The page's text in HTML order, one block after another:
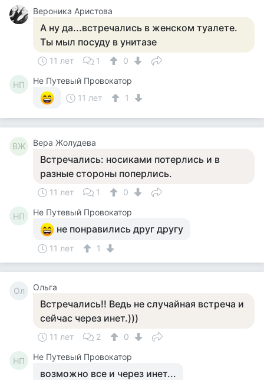
Вероника Аристова
А ну да...встречались в женском туалете.
Ты мыл посуду в унитазе
11 лет 1 0
НП
Не Путевый Провокатор
11 лет
1
ВЖ Вера Жолудева
Встречались: носиками потерлись и в
разные стороны поперлись.
11 лет 1 0
НП Не Путевый Провокатор
не понравились друг другу
11 лет 1
Ол Ольга
Встречались!! Ведь не случайная встреча и
сейчас через инет.)))
11 лет 2 0
НП Не Путевый Провокатор
возможно все и через инет...